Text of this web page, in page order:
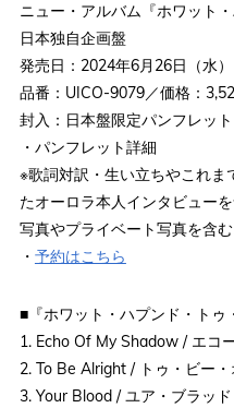
ニュー・アルバム『ホワット
日本独自企画盤
発売日：2024年6月26日（水）
品番：UICO-9079／価格：
封入：日本盤限定パンフレット
・パンフレット詳細
※歌詞対訳・生い立ちやこれま
たオーロラ本人インタビュー
写真やプライベート写真を含
・ 予約はこちら
■『ホワット・ハプンド・トゥ
1. Echo Of My Shadow / エコ
2. To Be Alright / トゥ・ビー・
3. Your Blood / ユア・ブラッド